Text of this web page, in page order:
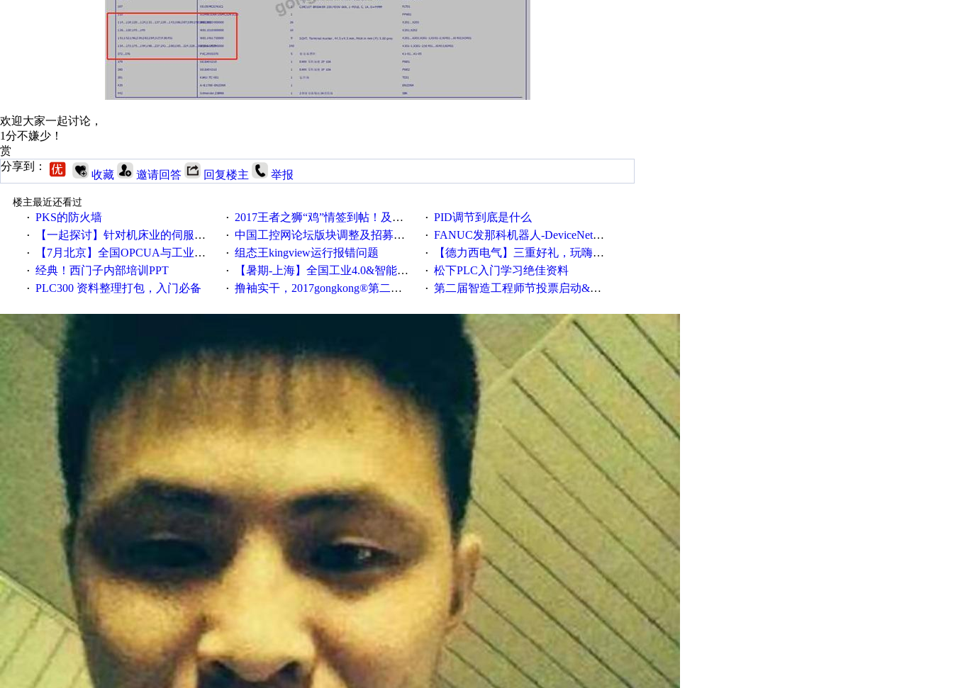
欢迎大家一起讨论，
1分不嫌少！
赏
分享到：
收藏 邀请回答 回复楼主 举报
楼主最近还看过
· PKS的防火墙 · 2017王者之狮“鸡”情签到帖！及时更新在线研讨会预告 · PID调节到底是什么
· 【一起探讨】针对机床业的伺服系统发展，您的期望是什么？ · 中国工控网论坛版块调整及招募版主公告 · FANUC发那科机器人-DeviceNet通信使用手册(中文)
· 【7月北京】全国OPCUA与工业互联技术培训班通知！ · 组态王kingview运行报错问题 · 【德力西电气】三重好礼，玩嗨夏日！
· 经典！西门子内部培训PPT · 【暑期-上海】全国工业4.0&智能制造高级培训班通知！ · 松下PLC入门学习绝佳资料
· PLC300 资料整理打包，入门必备 · 撸袖实干，2017gongkong®第二届智造工程师节正式起航！ · 第二届智造工程师节投票启动&周周有礼！